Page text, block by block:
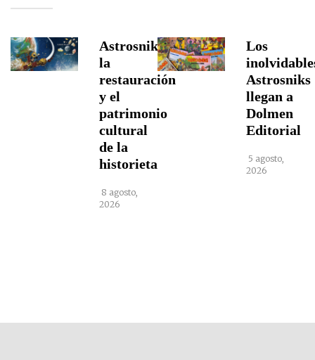
Astrosniks,
la
restauración
y el
patrimonio
cultural
de la
historieta
8 agosto,
2026
Los
Astrosniks
llegan a
Dolmen
Editorial
5 agosto,
2026